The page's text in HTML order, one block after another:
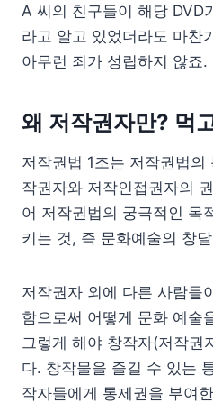
A 씨의 친구들이 해당 DVD
라고 알고 있었더라도 마찬
아무런 죄가 성립하지 않죠.
왜 저작권자만? 먹
저작권법 1조는 저작권법
작권자와 저작인접권자의
어 저작권법의 궁극적인 목
키는 것, 즉 문화예술의 창
저작권자 외에 다른 사람들
함으로써 어떻게 문화 예술
그렇게 해야 창작자(저작권
다. 창작물을 즐길 수 있는
작자들에게 통제권을 부여